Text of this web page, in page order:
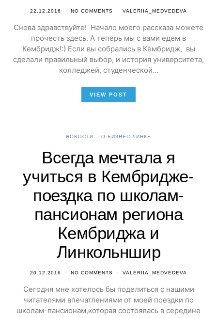
22.12.2016 NO COMMENTS VALERIIA_MEDVEDEVA
Снова здравствуйте! Начало моего рассказа можете
прочесть здесь. А теперь мы с вами едем в
Кембридж!:) Если вы собрались в Кембридж, вы
сделали правильный выбор, и история университета,
колледжей, студенческой…
VIEW POST
НОВОСТИ О БИЗНЕС-ЛИНКЕ
Всегда мечтала я
учиться в Кембридже-
поездка по школам-
пансионам региона
Кембриджа и
Линкольншир
20.12.2016 NO COMMENTS VALERIIA_MEDVEDEVA
Сегодня мне хотелось бы поделиться с нашими
читателями впечатлениями от моей поездки по
школам-пансионам,которая состоялась в середине